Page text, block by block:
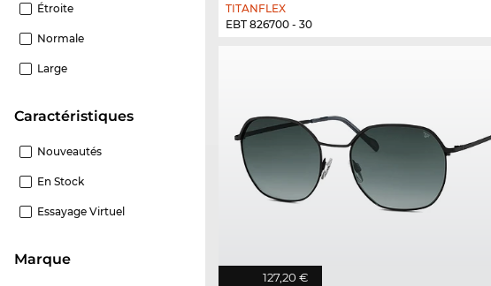
Étroite
Normale
Large
Caractéristiques
Nouveautés
En Stock
Essayage Virtuel
Marque
TITANFLEX
EBT 826700 - 30
127,20 €